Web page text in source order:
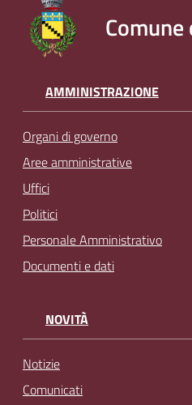
AMMINISTRAZIONE
Organi di governo
Aree amministrative
Uffici
Politici
Personale Amministrativo
Documenti e dati
NOVITÀ
Notizie
Comunicati